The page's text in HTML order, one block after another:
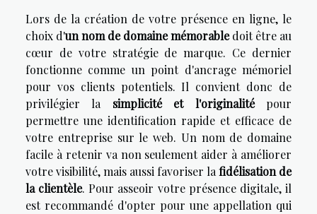
Lors de la création de votre présence en ligne, le
choix d'un nom de domaine mémorabledoit être au
cœur de votre stratégie de marque. Ce dernier
fonctionne comme un point d'ancrage mémoriel
pour vos clients potentiels. Il convient donc de
privilégier la simplicité et l'originalitépour
permettre une identification rapide et efficace de
votre entreprise sur le web. Un nom de domaine
facile à retenir va non seulement aider à améliorer
votre visibilité, mais aussi favoriser la fidélisation de
la clientèle. Pour asseoir votre présence digitale, il
est recommandé d'opter pour une appellation qui